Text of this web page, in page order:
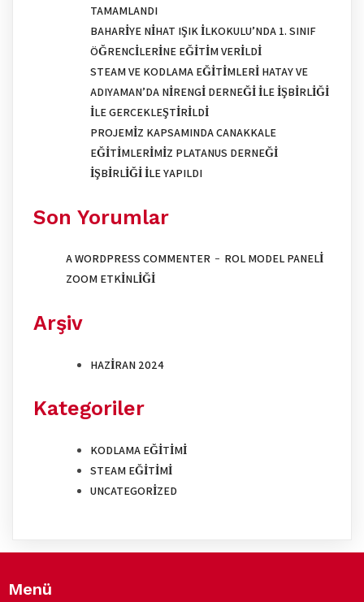
TAMAMLANDI
BAHARIYE NIHAT IŞIK İLKOKULU’NDA 1. SINIF
ÖĞRENCILERINE EĞITIM VERILDI
STEAM VE KODLAMA EĞITIMLERI HATAY VE
ADIYAMAN’DA NIRENGI DERNEĞI ILE İŞBIRLIĞI
ILE GERÇEKLEŞTIRILDI
PROJEMIZ KAPSAMINDA ÇANAKKALE
EĞITIMLERIMIZ PLATANUS DERNEĞI
İŞBIRLIĞI ILE YAPILDI
Son Yorumlar
A WORDPRESS COMMENTER - ROL MODEL PANELI
ZOOM ETKINLIĞI
Arşiv
HAZIRAN 2024
Kategoriler
KODLAMA EĞITIMI
STEAM EĞITIMI
UNCATEGORIZED
Menü